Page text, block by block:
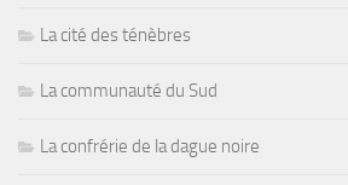
La cité des ténèbres
La communauté du Sud
La confrérie de la dague noire